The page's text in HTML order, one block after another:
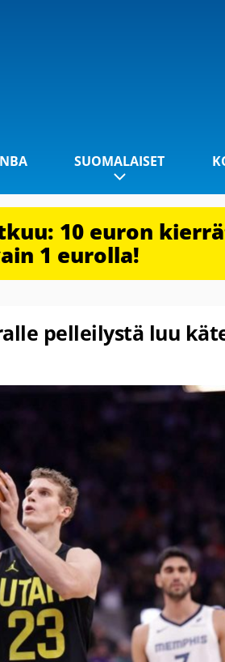
NBA SUOMALAISET
10 euron
1 eurolla!
pelleilystä luu